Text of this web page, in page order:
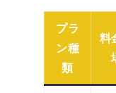
プラ
ン種
類
料